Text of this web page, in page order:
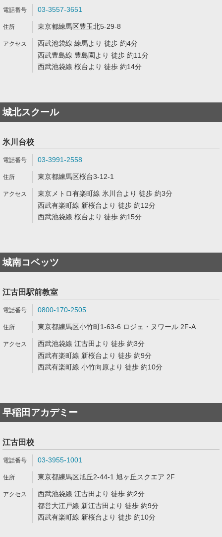
03-3557-3651
東京都練馬区豊玉北5-29-8
西武池袋線 練馬より 徒歩 約4分
西武豊島線 豊島園より 徒歩 約11分
西武池袋線 桜台より 徒歩 約14分
城北スクール
氷川台校
03-3991-2558
東京都練馬区桜台3-12-1
東京メトロ有楽町線 氷川台より 徒歩 約3分
西武有楽町線 新桜台より 徒歩 約12分
西武池袋線 桜台より 徒歩 約15分
城南コベッツ
江古田駅前教室
0800-170-2505
東京都練馬区小竹町1-63-6 ロジェ・ヌワール 2F-A
西武池袋線 江古田より 徒歩 約3分
西武有楽町線 新桜台より 徒歩 約9分
西武有楽町線 小竹向原より 徒歩 約10分
早稲田アカデミー
江古田校
03-3955-1001
東京都練馬区旭丘2-44-1 旭ヶ丘スクエア 2F
西武池袋線 江古田より 徒歩 約2分
都営大江戸線 新江古田より 徒歩 約9分
西武有楽町線 新桜台より 徒歩 約10分